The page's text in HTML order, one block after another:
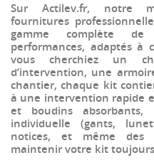
Sur Actilev.fr, notre
fournitures
gamme complète de
performances, adaptés à
vous cherchiez un
d’intervention, une
chantier, chaque kit
à une intervention rapide
et boudins absorbants,
individuelle (gants,
notices, et même des
maintenir votre kit